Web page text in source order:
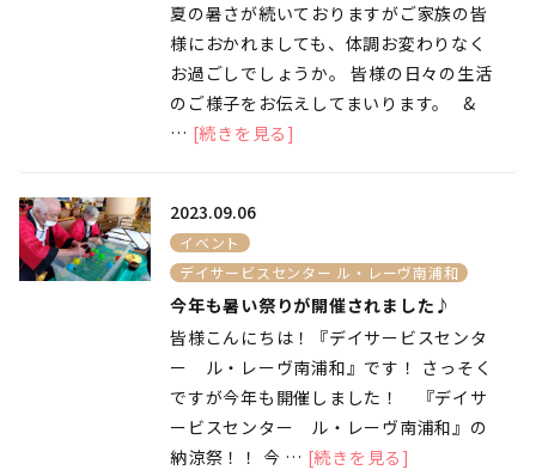
夏の暑さが続いておりますがご家族の皆
様におかれましても、体調お変わりなく
お過ごしでしょうか。 皆様の日々の生活
のご様子をお伝えしてまいります。 &
… [続きを見る]
2023.09.06
イベント
デイサービスセンター ル・レーヴ南浦和
今年も暑い祭りが開催されました♪
皆様こんにちは！『デイサービスセンタ
ー ル・レーヴ南浦和』です！ さっそく
ですが今年も開催しました！ 『デイサ
ービスセンター ル・レーヴ南浦和』の
納涼祭！！ 今 … [続きを見る]